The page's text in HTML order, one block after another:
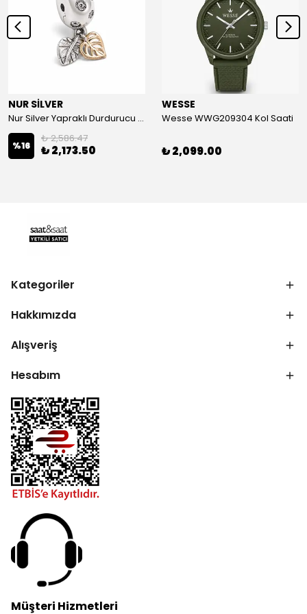
NUR SİLVER
Nur Silver Yapraklı Durdurucu Gümüş Charm - NUR-CM00501
%16
₺ 2,586.47
₺ 2,173.50
WESSE
Wesse WWG209304 Kol Saati
₺ 2,099.00
Kategoriler
Hakkımızda
Alışveriş
Hesabım
Müşteri Hizmetleri